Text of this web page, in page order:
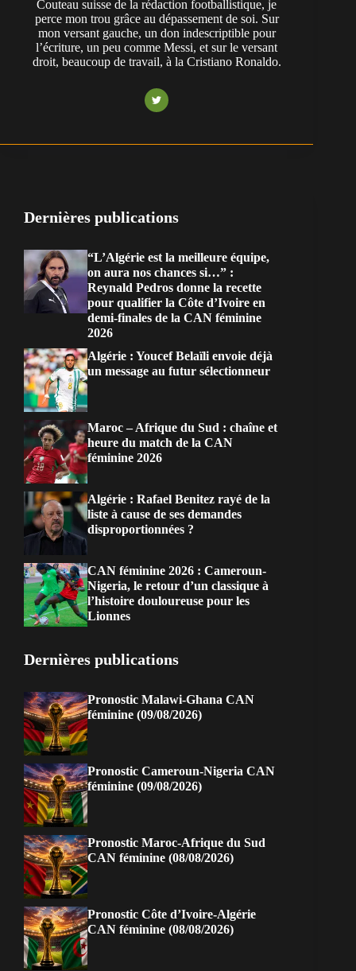
Couteau suisse de la rédaction footballistique, je
perce mon trou grâce au dépassement de soi. Sur
mon versant gauche, un don indescriptible pour
l’écriture, un peu comme Messi, et sur le versant
droit, beaucoup de travail, à la Cristiano Ronaldo.
Dernières publications
“L’Algérie est la meilleure équipe,
on aura nos chances si…” :
Reynald Pedros donne la recette
pour qualifier la Côte d’Ivoire en
demi-finales de la CAN féminine
2026
Algérie : Youcef Belaïli envoie déjà
un message au futur sélectionneur
Maroc – Afrique du Sud : chaîne et
heure du match de la CAN
féminine 2026
Algérie : Rafael Benitez rayé de la
liste à cause de ses demandes
disproportionnées ?
CAN féminine 2026 : Cameroun-
Nigeria, le retour d’un classique à
l’histoire douloureuse pour les
Lionnes
Dernières publications
Pronostic Malawi-Ghana CAN
féminine (09/08/2026)
Pronostic Cameroun-Nigeria CAN
féminine (09/08/2026)
Pronostic Maroc-Afrique du Sud
CAN féminine (08/08/2026)
Pronostic Côte d’Ivoire-Algérie
CAN féminine (08/08/2026)